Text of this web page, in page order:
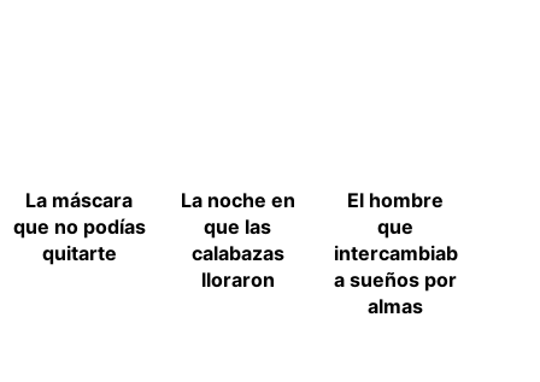
La máscara
que no podías
quitarte
La noche en
que las
calabazas
lloraron
El hombre
que
intercambiab
a sueños por
almas